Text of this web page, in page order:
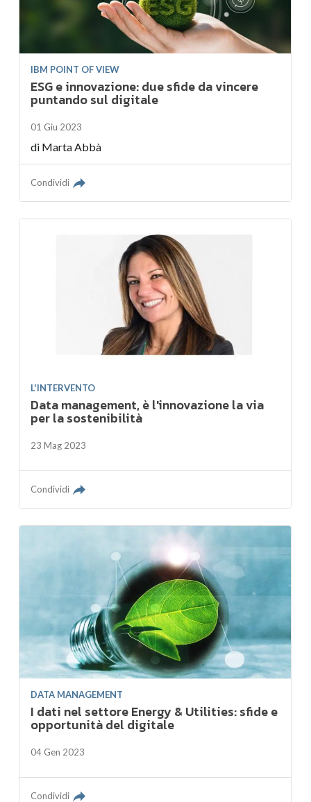
IBM POINT OF VIEW
ESG e innovazione: due sfide da vincere
puntando sul digitale
01 Giu 2023
di Marta Abbà
Condividi
L'INTERVENTO
Data management, è l'innovazione la via
per la sostenibilità
23 Mag 2023
Condividi
DATA MANAGEMENT
I dati nel settore Energy & Utilities: sfide e
opportunità del digitale
04 Gen 2023
Condividi